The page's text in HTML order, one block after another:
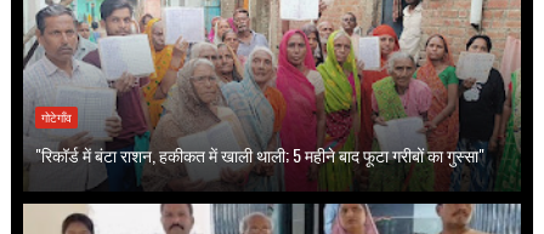
गोटेगाँव
"रिकॉर्ड में बंटा राशन, हकीकत में खाली थाली; 5 महीने बाद फूटा गरीबों का गुस्सा"